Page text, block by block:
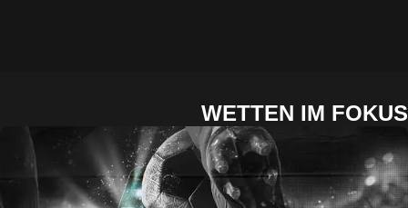
WETTEN IM FOKUS